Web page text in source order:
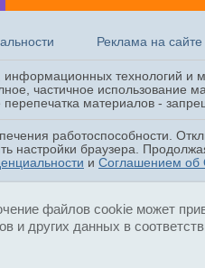
Реклама на сайте
технологий и
частичное использование
перепечатка материалов -
работоспособности.
настройки браузера.
и Соглашением
файлов cookie может
и других данных в